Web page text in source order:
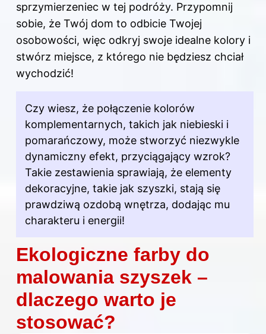
sprzymierzeniec w tej podróży. Przypomnij
sobie, że Twój dom to odbicie Twojej
osobowości, więc odkryj swoje idealne kolory i
stwórz miejsce, z którego nie będziesz chciał
wychodzić!
Czy wiesz, że połączenie kolorów
komplementarnych, takich jak niebieski i
pomarańczowy, może stworzyć niezwykle
dynamiczny efekt, przyciągający wzrok?
Takie zestawienia sprawiają, że elementy
dekoracyjne, takie jak szyszki, stają się
prawdziwą ozdobą wnętrza, dodając mu
charakteru i energii!
Ekologiczne farby do
malowania szyszek –
dlaczego warto je
stosować?